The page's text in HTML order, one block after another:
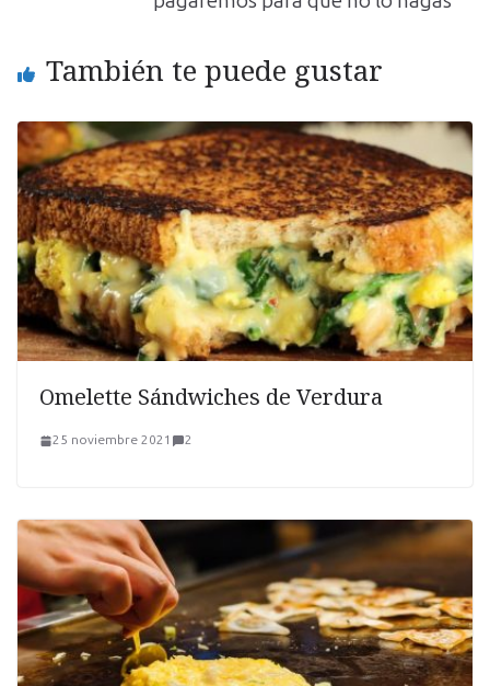
También te puede gustar
Omelette Sándwiches de Verdura
25 noviembre 2021 2